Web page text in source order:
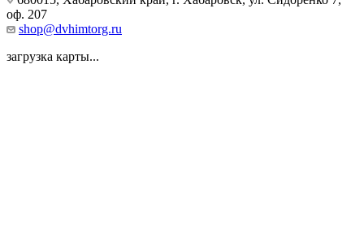
оф. 207
shop@dvhimtorg.ru
загрузка карты...